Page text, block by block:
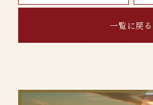
一覧に戻る